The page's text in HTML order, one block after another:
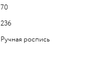
70
236
Ручная роспись